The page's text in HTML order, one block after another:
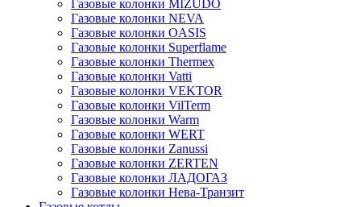
Газовые колонки MIZUDO
Газовые колонки NEVA
Газовые колонки OASIS
Газовые колонки Superflame
Газовые колонки Thermex
Газовые колонки Vatti
Газовые колонки VEKTOR
Газовые колонки VilTerm
Газовые колонки Warm
Газовые колонки WERT
Газовые колонки Zanussi
Газовые колонки ZERTEN
Газовые колонки ЛАДОГАЗ
Газовые колонки Нева-Транзит